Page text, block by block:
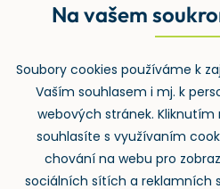
Rejstřík používaných zkratek v
Zpětný odběr
Na vašem
Soubory cookies používáme k
Vaším souhlasem i mj. k
webových stránek. Kliknutím
souhlasíte s využívaním
chování na webu pro
sociálních sítích a reklamních